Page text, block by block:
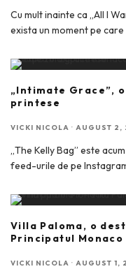
Cu mult inainte ca „All I
exista un moment pe care
„Intimate Grace”,
printese
VICKI NICOLA · AUGUST 2,
„The Kelly Bag” este
feed-urile de pe
Villa Paloma, o
Principatul Monaco
VICKI NICOLA · AUGUST 1,